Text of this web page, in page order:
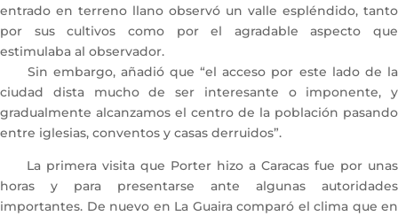
entrado en terreno llano observó un valle espléndido, tanto
por sus cultivos como por el agradable aspecto que
estimulaba al observador.
Sin embargo, añadió que “el acceso por este lado de la
ciudad dista mucho de ser interesante o imponente, y
gradualmente alcanzamos el centro de la población pasando
entre iglesias, conventos y casas derruidos”.
La primera visita que Porter hizo a Caracas fue por unas
horas y para presentarse ante algunas autoridades
importantes. De nuevo en La Guaira comparó el clima que en